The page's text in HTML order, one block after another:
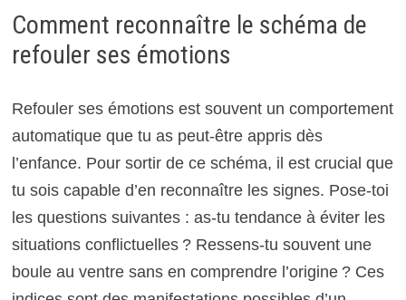
Comment reconnaître le schéma de
refouler ses émotions
Refouler ses émotions est souvent un comportement
automatique que tu as peut-être appris dès
l’enfance. Pour sortir de ce schéma, il est crucial que
tu sois capable d’en reconnaître les signes. Pose-toi
les questions suivantes : as-tu tendance à éviter les
situations conflictuelles ? Ressens-tu souvent une
boule au ventre sans en comprendre l’origine ? Ces